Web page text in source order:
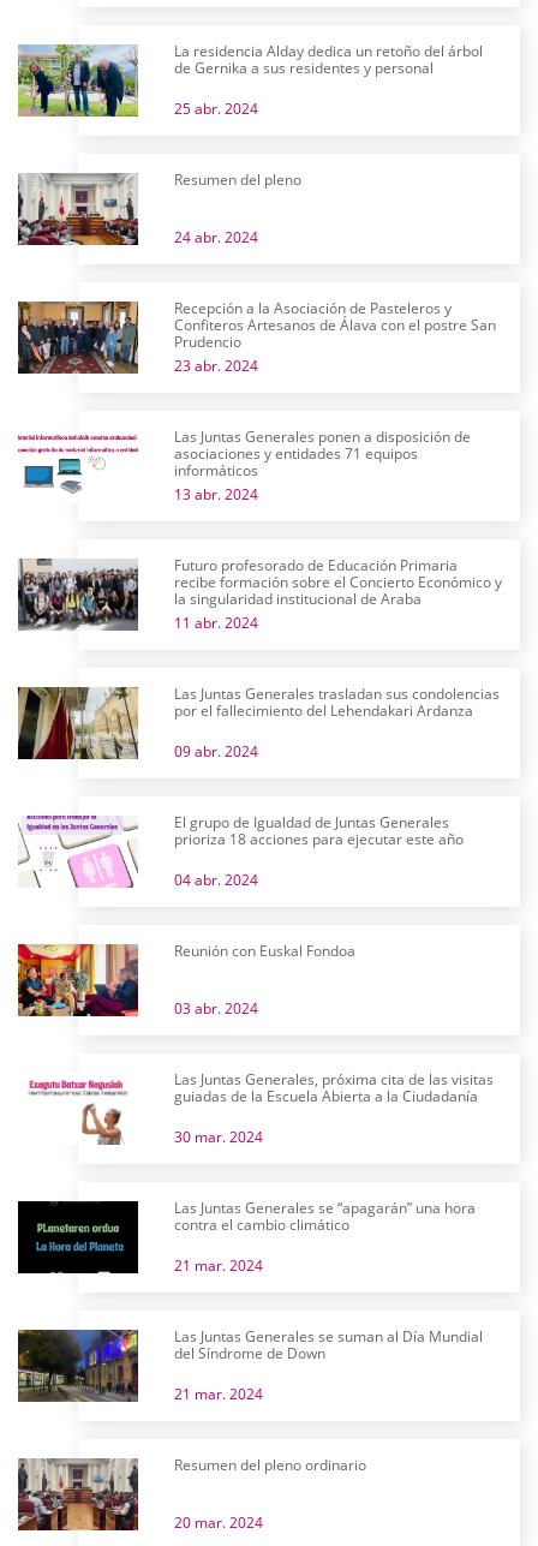
La residencia Alday dedica un retoño del árbol
de Gernika a sus residentes y personal
25 abr. 2024
Resumen del pleno
24 abr. 2024
Recepción a la Asociación de Pasteleros y
Confiteros Artesanos de Álava con el postre San
Prudencio
23 abr. 2024
Las Juntas Generales ponen a disposición de
asociaciones y entidades 71 equipos
informáticos
13 abr. 2024
Futuro profesorado de Educación Primaria
recibe formación sobre el Concierto Económico y
la singularidad institucional de Araba
11 abr. 2024
Las Juntas Generales trasladan sus condolencias
por el fallecimiento del Lehendakari Ardanza
09 abr. 2024
El grupo de Igualdad de Juntas Generales
prioriza 18 acciones para ejecutar este año
04 abr. 2024
Reunión con Euskal Fondoa
03 abr. 2024
Las Juntas Generales, próxima cita de las visitas
guiadas de la Escuela Abierta a la Ciudadanía
30 mar. 2024
Las Juntas Generales se “apagarán” una hora
contra el cambio climático
21 mar. 2024
Las Juntas Generales se suman al Día Mundial
del Síndrome de Down
21 mar. 2024
Resumen del pleno ordinario
20 mar. 2024